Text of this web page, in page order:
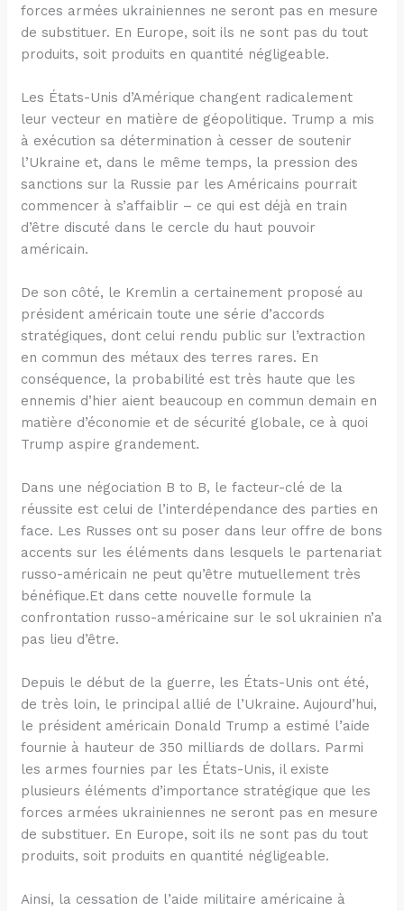
forces armées ukrainiennes ne seront pas en mesure
de substituer. En Europe, soit ils ne sont pas du tout
produits, soit produits en quantité négligeable.
Les États-Unis d’Amérique changent radicalement
leur vecteur en matière de géopolitique. Trump a mis
à exécution sa détermination à cesser de soutenir
l’Ukraine et, dans le même temps, la pression des
sanctions sur la Russie par les Américains pourrait
commencer à s’affaiblir – ce qui est déjà en train
d’être discuté dans le cercle du haut pouvoir
américain.
De son côté, le Kremlin a certainement proposé au
président américain toute une série d’accords
stratégiques, dont celui rendu public sur l’extraction
en commun des métaux des terres rares. En
conséquence, la probabilité est très haute que les
ennemis d’hier aient beaucoup en commun demain en
matière d’économie et de sécurité globale, ce à quoi
Trump aspire grandement.
Dans une négociation B to B, le facteur-clé de la
réussite est celui de l’interdépendance des parties en
face. Les Russes ont su poser dans leur offre de bons
accents sur les éléments dans lesquels le partenariat
russo-américain ne peut qu’être mutuellement très
bénéfique.Et dans cette nouvelle formule la
confrontation russo-américaine sur le sol ukrainien n’a
pas lieu d’être.
Depuis le début de la guerre, les États-Unis ont été,
de très loin, le principal allié de l’Ukraine. Aujourd’hui,
le président américain Donald Trump a estimé l’aide
fournie à hauteur de 350 milliards de dollars. Parmi
les armes fournies par les États-Unis, il existe
plusieurs éléments d’importance stratégique que les
forces armées ukrainiennes ne seront pas en mesure
de substituer. En Europe, soit ils ne sont pas du tout
produits, soit produits en quantité négligeable.
Ainsi, la cessation de l’aide militaire américaine à